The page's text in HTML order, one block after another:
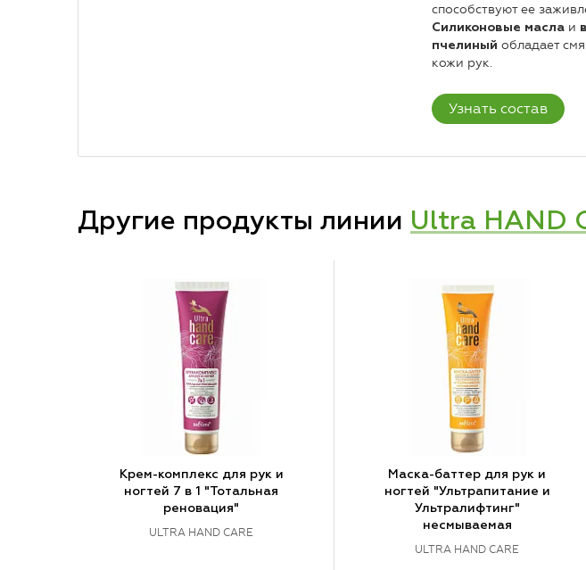
способствуют ее
Силиконовые маслаи
пчелиный обладает
кожи рук.
Узнать состав
Другие продукты линии Ultra HAND
Крем-комплекс для рук и
ногтей 7 в 1 "Тотальная
реновация"
ULTRA HAND CARE
Маска-баттер для рук и
ногтей "Ультрапитание и
Ультралифтинг"
несмываемая
ULTRA HAND CARE